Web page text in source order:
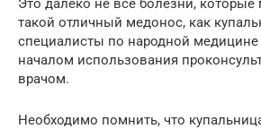
такой отличный медонос, как
специалисты по народной медицине
началом использования
врачом.
Необходимо помнить, что